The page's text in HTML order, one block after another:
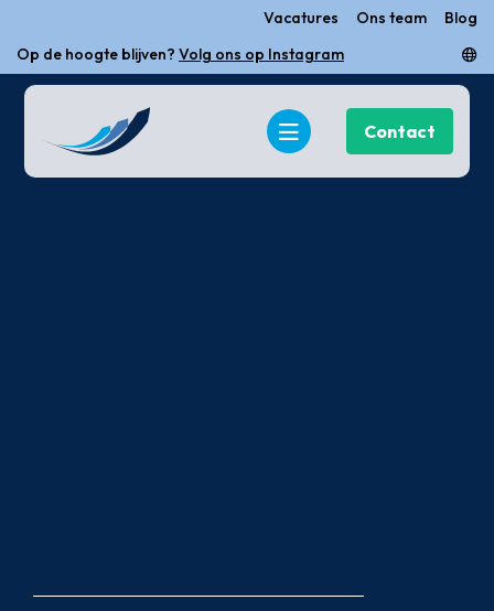
Op de hoogte blijven? Volg ons op Instagram
nieuwsbrief.
Vacatures Ons team Blog
Contact